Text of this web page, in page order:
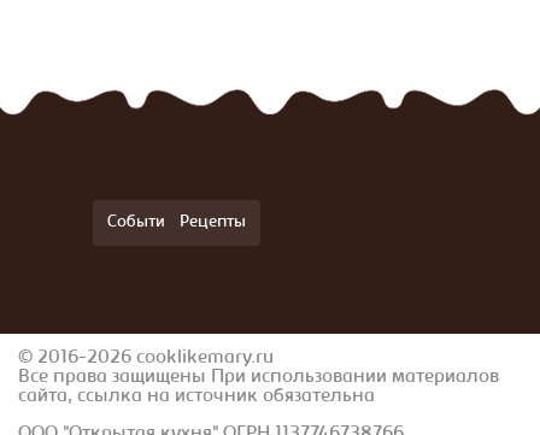
События Рецепты
© 2016-2026 cooklikemary.ru
Все права защищены При использовании материалов
сайта, ссылка на источник обязательна